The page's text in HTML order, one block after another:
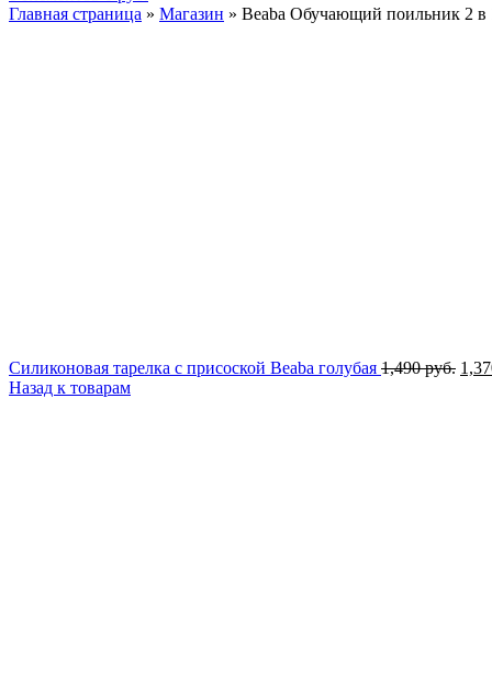
Главная страница » Магазин » Beaba Обучающий поильник 2 в
Силиконовая тарелка с присоской Beaba голубая 1,490руб.
Назад к товарам